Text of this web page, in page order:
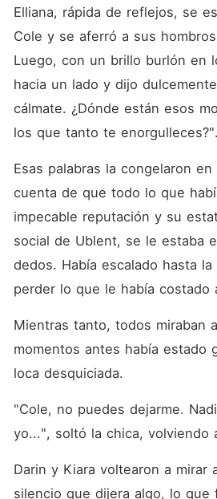
Elliana, rápida de reflejos, se
Cole y se aferró a sus
Luego, con un brillo burlón en
hacia un lado y dijo
cálmate. ¿Dónde están esos
los que tanto te enorgulleces?".
Esas palabras la congelaron
cuenta de que todo lo que
impecable reputación y su
social de Ublent, se le estaba
dedos. Había escalado hasta
perder lo que le había costado
Mientras tanto, todos miraban
momentos antes había estado
loca desquiciada.
"Cole, no puedes dejarme.
yo...", soltó la chica, volviendo
Darin y Kiara voltearon a mirar
silencio que dijera algo, lo que